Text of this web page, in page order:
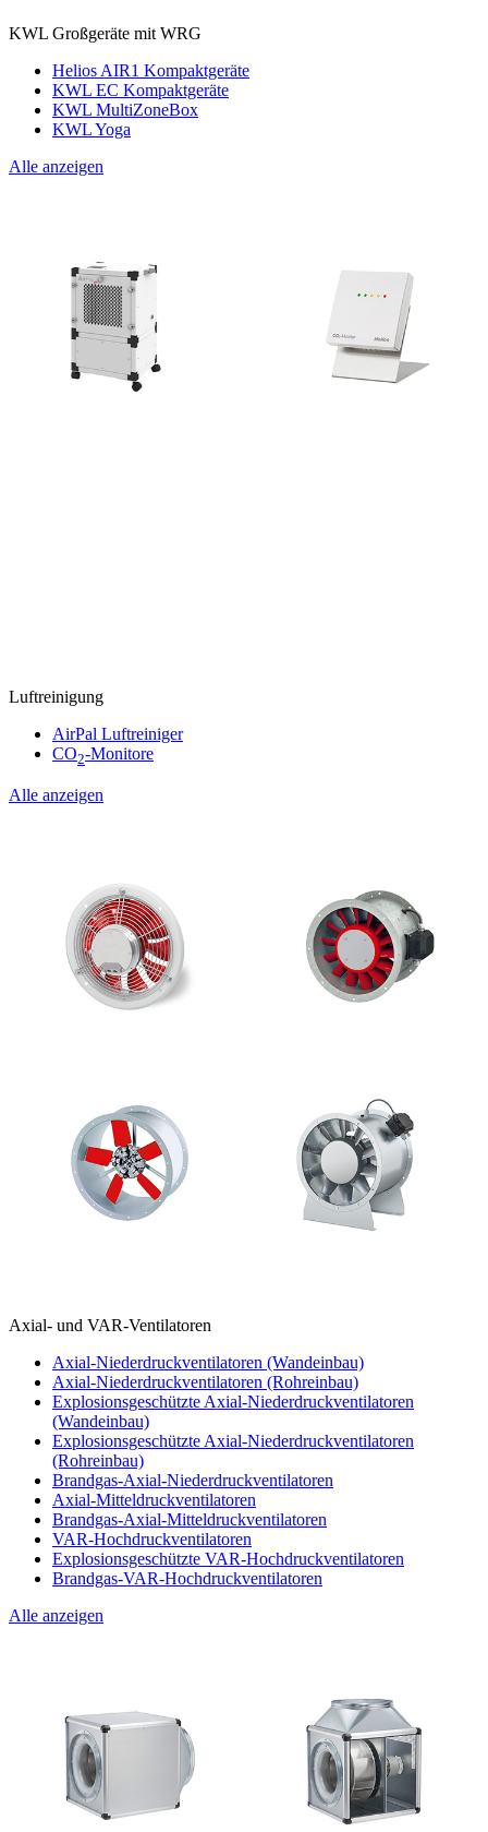
KWL Großgeräte mit WRG
Helios AIR1 Kompaktgeräte
KWL EC Kompaktgeräte
KWL MultiZoneBox
KWL Yoga
Alle anzeigen
Luftreinigung
AirPal Luftreiniger
CO2-Monitore
Alle anzeigen
Axial- und VAR-Ventilatoren
Axial-Niederdruckventilatoren (Wandeinbau)
Axial-Niederdruckventilatoren (Rohreinbau)
Explosionsgeschützte Axial-Niederdruckventilatoren
(Wandeinbau)
Explosionsgeschützte Axial-Niederdruckventilatoren
(Rohreinbau)
Brandgas-Axial-Niederdruckventilatoren
Axial-Mitteldruckventilatoren
Brandgas-Axial-Mitteldruckventilatoren
VAR-Hochdruckventilatoren
Explosionsgeschützte VAR-Hochdruckventilatoren
Brandgas-VAR-Hochdruckventilatoren
Alle anzeigen